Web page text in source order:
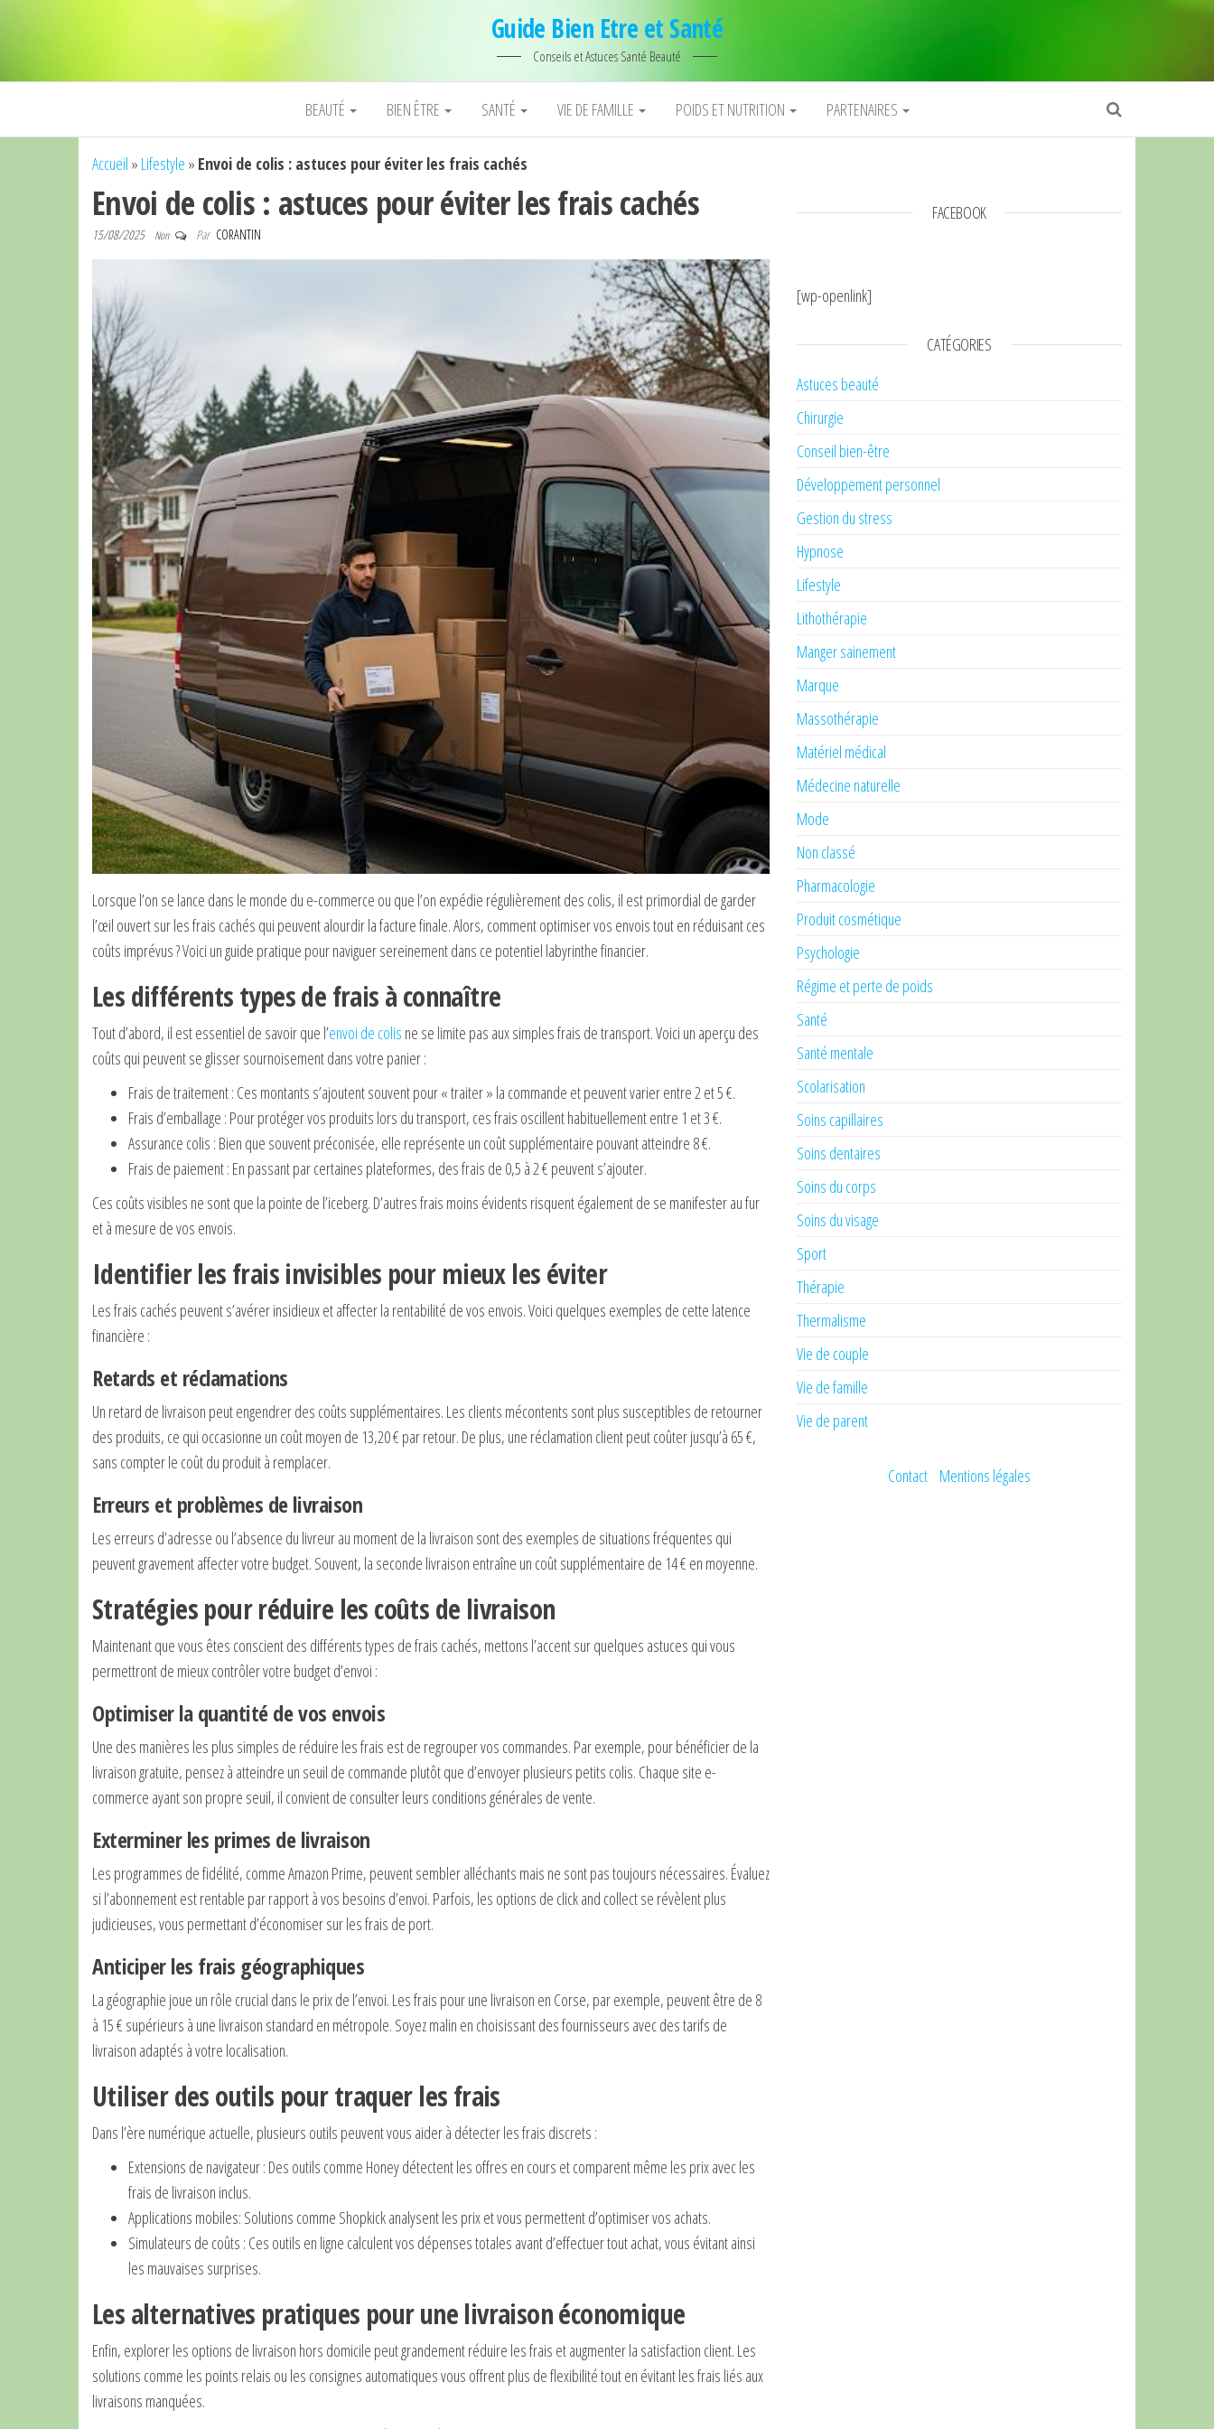
Guide Bien Etre et Santé
Conseils et Astuces Santé Beauté
BEAUTÉ BIEN ÊTRE SANTÉ VIE DE FAMILLE POIDS ET NUTRITION PARTENAIRES
Accueil » Lifestyle » Envoi de colis : astuces pour éviter les frais cachés
Envoi de colis : astuces pour éviter les frais cachés
15/08/2025 Non Par CORANTIN
Lorsque l’on se lance dans le monde du e-commerce ou que l’on expédie régulièrement des colis, il est primordial de garder
l’œil ouvert sur les frais cachés qui peuvent alourdir la facture finale. Alors, comment optimiser vos envois tout en réduisant ces
coûts imprévus ? Voici un guide pratique pour naviguer sereinement dans ce potentiel labyrinthe financier.
Les différents types de frais à connaître
Tout d’abord, il est essentiel de savoir que l’envoi de colis ne se limite pas aux simples frais de transport. Voici un aperçu des
coûts qui peuvent se glisser sournoisement dans votre panier :
Frais de traitement : Ces montants s’ajoutent souvent pour « traiter » la commande et peuvent varier entre 2 et 5 €.
Frais d’emballage : Pour protéger vos produits lors du transport, ces frais oscillent habituellement entre 1 et 3 €.
Assurance colis : Bien que souvent préconisée, elle représente un coût supplémentaire pouvant atteindre 8 €.
Frais de paiement : En passant par certaines plateformes, des frais de 0,5 à 2 € peuvent s’ajouter.
Ces coûts visibles ne sont que la pointe de l’iceberg. D’autres frais moins évidents risquent également de se manifester au fur
et à mesure de vos envois.
Identifier les frais invisibles pour mieux les éviter
Les frais cachés peuvent s’avérer insidieux et affecter la rentabilité de vos envois. Voici quelques exemples de cette latence
financière :
Retards et réclamations
Un retard de livraison peut engendrer des coûts supplémentaires. Les clients mécontents sont plus susceptibles de retourner
des produits, ce qui occasionne un coût moyen de 13,20 € par retour. De plus, une réclamation client peut coûter jusqu’à 65 €,
sans compter le coût du produit à remplacer.
Erreurs et problèmes de livraison
Les erreurs d’adresse ou l’absence du livreur au moment de la livraison sont des exemples de situations fréquentes qui
peuvent gravement affecter votre budget. Souvent, la seconde livraison entraîne un coût supplémentaire de 14 € en moyenne.
Stratégies pour réduire les coûts de livraison
Maintenant que vous êtes conscient des différents types de frais cachés, mettons l’accent sur quelques astuces qui vous
permettront de mieux contrôler votre budget d’envoi :
Optimiser la quantité de vos envois
Une des manières les plus simples de réduire les frais est de regrouper vos commandes. Par exemple, pour bénéficier de la
livraison gratuite, pensez à atteindre un seuil de commande plutôt que d’envoyer plusieurs petits colis. Chaque site e-
commerce ayant son propre seuil, il convient de consulter leurs conditions générales de vente.
Exterminer les primes de livraison
Les programmes de fidélité, comme Amazon Prime, peuvent sembler alléchants mais ne sont pas toujours nécessaires. Évaluez
si l’abonnement est rentable par rapport à vos besoins d’envoi. Parfois, les options de click and collect se révèlent plus
judicieuses, vous permettant d’économiser sur les frais de port.
Anticiper les frais géographiques
La géographie joue un rôle crucial dans le prix de l’envoi. Les frais pour une livraison en Corse, par exemple, peuvent être de 8
à 15 € supérieurs à une livraison standard en métropole. Soyez malin en choisissant des fournisseurs avec des tarifs de
livraison adaptés à votre localisation.
Utiliser des outils pour traquer les frais
Dans l’ère numérique actuelle, plusieurs outils peuvent vous aider à détecter les frais discrets :
Extensions de navigateur : Des outils comme Honey détectent les offres en cours et comparent même les prix avec les
frais de livraison inclus.
Applications mobiles: Solutions comme Shopkick analysent les prix et vous permettent d’optimiser vos achats.
Simulateurs de coûts : Ces outils en ligne calculent vos dépenses totales avant d’effectuer tout achat, vous évitant ainsi
les mauvaises surprises.
Les alternatives pratiques pour une livraison économique
Enfin, explorer les options de livraison hors domicile peut grandement réduire les frais et augmenter la satisfaction client. Les
solutions comme les points relais ou les consignes automatiques vous offrent plus de flexibilité tout en évitant les frais liés aux
livraisons manquées.
FACEBOOK
[wp-openlink]
CATÉGORIES
Astuces beauté
Chirurgie
Conseil bien-être
Développement personnel
Gestion du stress
Hypnose
Lifestyle
Lithothérapie
Manger sainement
Marque
Massothérapie
Matériel médical
Médecine naturelle
Mode
Non classé
Pharmacologie
Produit cosmétique
Psychologie
Régime et perte de poids
Santé
Santé mentale
Scolarisation
Soins capillaires
Soins dentaires
Soins du corps
Soins du visage
Sport
Thérapie
Thermalisme
Vie de couple
Vie de famille
Vie de parent
Contact Mentions légales